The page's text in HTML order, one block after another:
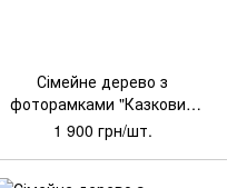
Сімейне дерево з
фоторамками "Казковий
сад" 160х160 см
1 900 грн/шт.